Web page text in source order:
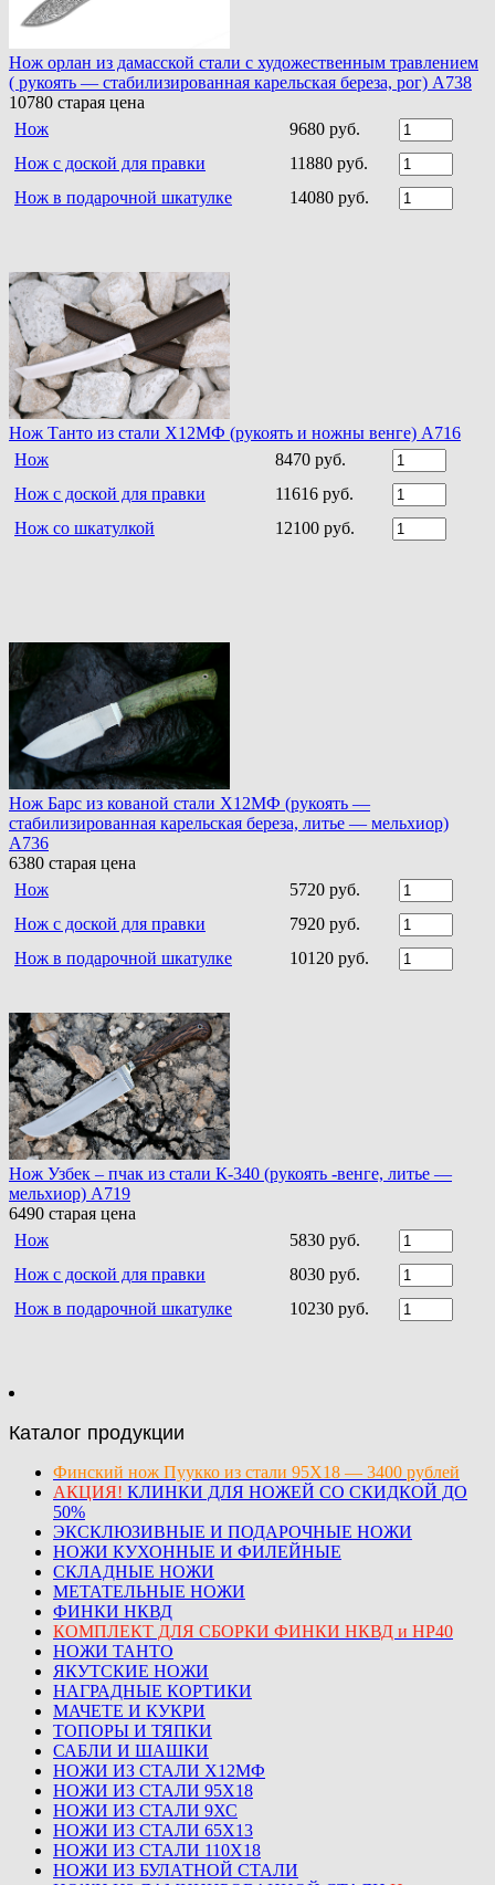
Нож орлан из дамасской стали с художественным травлением
( рукоять — стабилизированная карельская береза, рог) A738
10780 старая цена
Нож
9680 руб.
Нож с доской для правки
11880 руб.
Нож в подарочной шкатулке
14080 руб.
Нож Танто из стали Х12МФ (рукоять и ножны венге) A716
Нож
8470 руб.
Нож с доской для правки
11616 руб.
Нож со шкатулкой
12100 руб.
Нож Барс из кованой стали Х12МФ (рукоять —
стабилизированная карельская береза, литье — мельхиор)
A736
6380 старая цена
Нож
5720 руб.
Нож с доской для правки
7920 руб.
Нож в подарочной шкатулке
10120 руб.
Нож Узбек – пчак из стали К-340 (рукоять -венге, литье —
мельхиор) A719
6490 старая цена
Нож
5830 руб.
Нож с доской для правки
8030 руб.
Нож в подарочной шкатулке
10230 руб.
Каталог продукции
Финский нож Пуукко из стали 95Х18 — 3400 рублей
АКЦИЯ! КЛИНКИ ДЛЯ НОЖЕЙ СО СКИДКОЙ ДО
50%
ЭКСКЛЮЗИВНЫЕ И ПОДАРОЧНЫЕ НОЖИ
НОЖИ КУХОННЫЕ И ФИЛЕЙНЫЕ
СКЛАДНЫЕ НОЖИ
МЕТАТЕЛЬНЫЕ НОЖИ
ФИНКИ НКВД
КОМПЛЕКТ ДЛЯ СБОРКИ ФИНКИ НКВД и НР40
НОЖИ ТАНТО
ЯКУТСКИЕ НОЖИ
НАГРАДНЫЕ КОРТИКИ
МАЧЕТЕ И КУКРИ
ТОПОРЫ И ТЯПКИ
САБЛИ И ШАШКИ
НОЖИ ИЗ СТАЛИ Х12МФ
НОЖИ ИЗ СТАЛИ 95Х18
НОЖИ ИЗ СТАЛИ 9ХС
НОЖИ ИЗ СТАЛИ 65Х13
НОЖИ ИЗ СТАЛИ 110Х18
НОЖИ ИЗ БУЛАТНОЙ СТАЛИ